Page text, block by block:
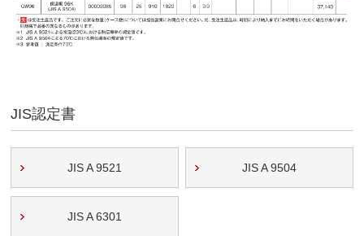
JIS認定書
JIS A 9521 JIS A 9504
JIS A 6301